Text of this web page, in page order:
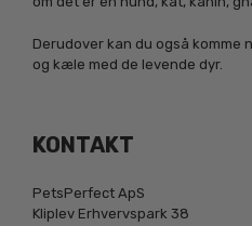
Derudover kan du også komme
og kæle med de levende dyr.
KONTAKT
PetsPerfect ApS
Kliplev Erhvervspark 38